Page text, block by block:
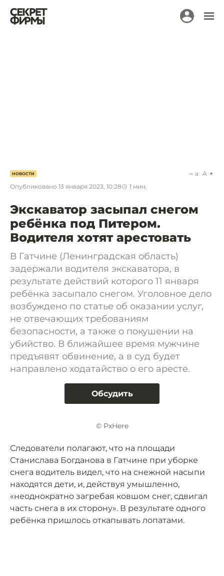
НОВОСТИ
Опубликовано 13 января 2023, 10:28 1 мин.
a A
Экскаватор засыпал снегом
ребёнка под Питером.
Водителя хотят арестовать
В Гатчине (Ленинградская область)
задержали водителя экскаватора, в
результате действий которого 11 января
ребёнка засыпало снегом. Уголовное дело
возбуждено по статье об оказании услуг,
не отвечающих требованиям
безопасности, а также о покушении на
убийство. В ближайшее время мужчине
предъявят обвинение, а в суд будет
направлено ходатайство о его аресте.
Обсудить
© PxHere
Следователи полагают, что на площади
Станислава Богданова в Гатчине при уборке
снега водитель видел, что на снежной насыпи
находятся дети, и, действуя умышленно,
«неоднократно загребая ковшом снег, сдвигал
часть снега в их сторону». В результате одного
ребёнка пришлось откапывать лопатами.